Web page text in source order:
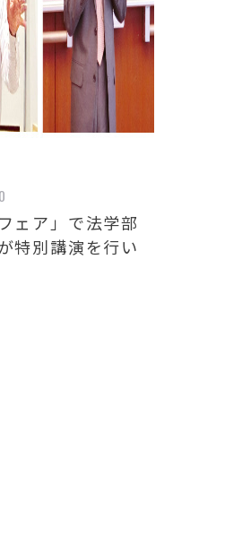
ェア」で法学部
特別講演を行い